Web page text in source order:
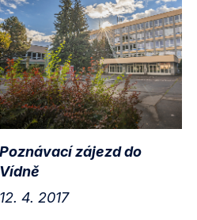
Poznávací zájezd do
Vídně
12. 4. 2017